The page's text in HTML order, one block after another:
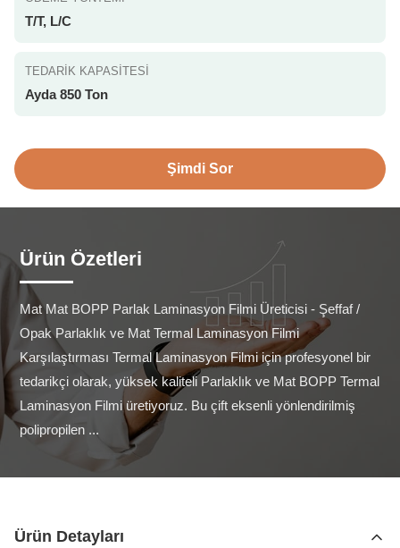
T/T, L/C
TEDARIK KAPASITESI
Ayda 850 Ton
Şimdi Sor
Ürün Özetleri
Mat Mat BOPP Parlak Laminasyon Filmi Üreticisi - Şeffaf /
Opak Parlaklık ve Mat Termal Laminasyon Filmi
Karşılaştırması Termal Laminasyon Filmi için profesyonel bir
tedarikçi olarak, yüksek kaliteli Parlaklık ve Mat BOPP Termal
Laminasyon Filmi üretiyoruz. Bu çift eksenli yönlendirilmiş
polipropilen ...
Ürün Detayları